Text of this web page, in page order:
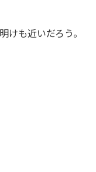
も近いだろう。